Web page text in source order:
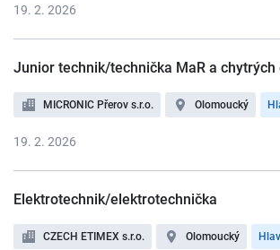
19. 2. 2026
Junior technik/technička MaR a
MICRONIC Přerov s.r.o. Olomoucký
19. 2. 2026
Elektrotechnik/elektrotechnička
CZECH ETIMEX s.r.o. Olomoucký